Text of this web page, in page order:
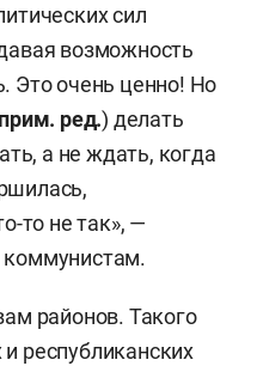
сил
возможность
Это очень ценно! Но
прим. ред.) делать
а не ждать, когда
то не так», —
районов. Такого
республиканских